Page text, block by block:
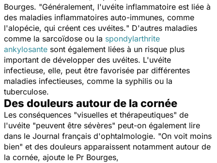
Bourges. "Généralement, l'uvéite inflammatoire est liée à
des maladies inflammatoires auto-immunes, comme
l'alopécie, qui créent ces uvéites." D'autres maladies
comme la sarcoïdose ou la spondylarthrite
ankylosante sont également liées à un risque plus
important de développer des uvéites. L'uvéite
infectieuse, elle, peut être favorisée par différentes
maladies infectieuses, comme la syphilis ou la
tuberculose.
Des douleurs autour de la cornée
Les conséquences "visuelles et thérapeutiques" de
l'uvéite "peuvent être sévères" peut-on également lire
dans le Journal français d'ophtalmologie. "On voit moins
bien" et des douleurs apparaissent notamment autour de
la cornée, ajoute le Pr Bourges,